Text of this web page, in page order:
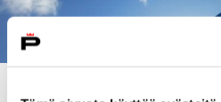
Katso ympärillesi -